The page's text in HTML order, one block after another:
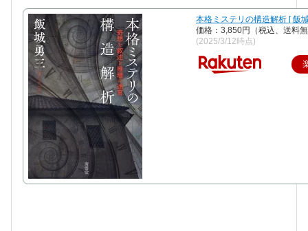
本格ミステリの構造解析 [ 飯
価格：3,850円（税込、送料
(2025/3/12時点)